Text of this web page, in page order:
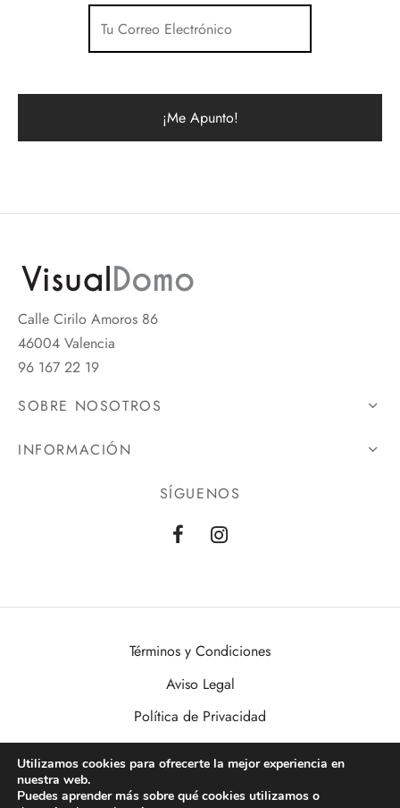
Calle Cirilo Amoros 86
46004 Valencia
96 167 22 19
SOBRE NOSOTROS
INFORMACIÓN
SÍGUENOS
Términos y Condiciones
Aviso Legal
Política de Privacidad
Política de Cookies
VisualDomo | Imagen, Sonido, Informática, Domótica y Seguridad al
Utilizamos cookies para ofrecerte la mejor experiencia en
nuestra web.
Puedes aprender más sobre qué cookies utilizamos o